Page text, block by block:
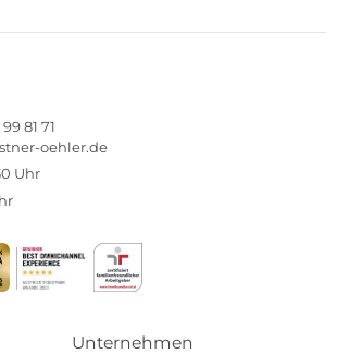
81 71
oehler.de
Uhr
Unternehmen